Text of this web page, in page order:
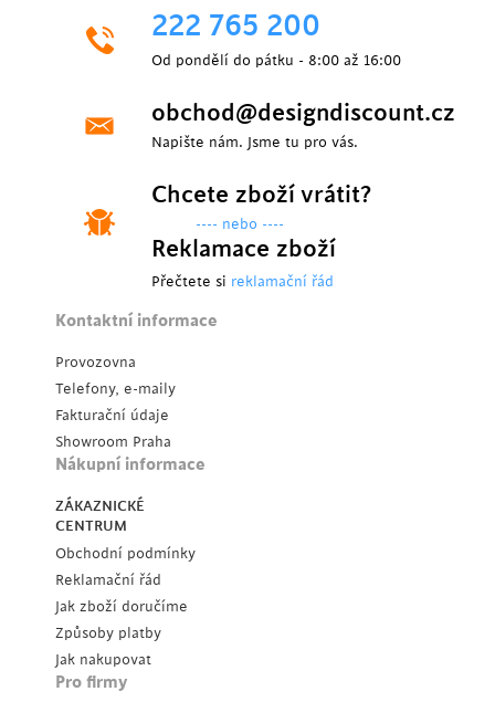
222 765 200
Od pondělí do pátku - 8:00 až 16:00
obchod@designdiscount.cz
Napište nám. Jsme tu pro vás.
Chcete zboží vrátit?
---- nebo ----
Reklamace zboží
Přečtete si reklamační řád
Kontaktní informace
Provozovna
Telefony, e-maily
Fakturační údaje
Showroom Praha
Nákupní informace
ZÁKAZNICKÉ
CENTRUM
Obchodní podmínky
Reklamační řád
Jak zboží doručíme
Způsoby platby
Jak nakupovat
Pro firmy